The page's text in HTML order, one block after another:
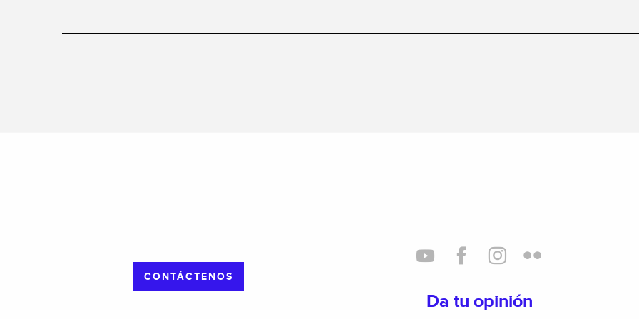
CONTÁCTENOS
Da tu opinión